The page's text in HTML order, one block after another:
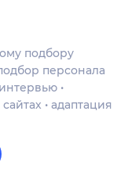
подбору
персонала
•
• адаптация